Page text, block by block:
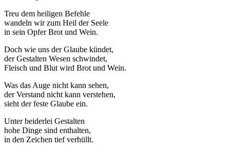
Treu dem heiligen Befehle
wandeln wir zum Heil der Seele
in sein Opfer Brot und Wein.
Doch wie uns der Glaube kündet,
der Gestalten Wesen schwindet,
Fleisch und Blut wird Brot und Wein.
Was das Auge nicht kann sehen,
der Verstand nicht kann verstehen,
sieht der feste Glaube ein.
Unter beiderlei Gestalten
hohe Dinge sind enthalten,
in den Zeichen tief verhüllt.